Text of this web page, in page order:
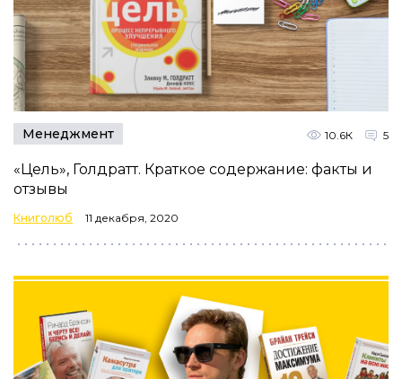
Менеджмент 10.6К 5
«Цель», Голдратт. Краткое содержание: факты и
отзывы
Книголюб 11 декабря, 2020